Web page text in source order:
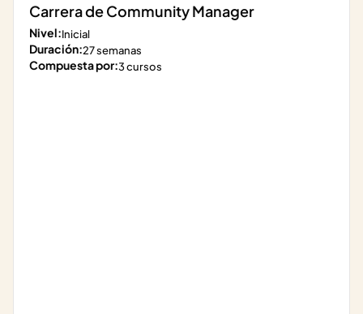
Carrera de Community Manager
Nivel:Inicial
Duración:27 semanas
Compuesta por:3 cursos